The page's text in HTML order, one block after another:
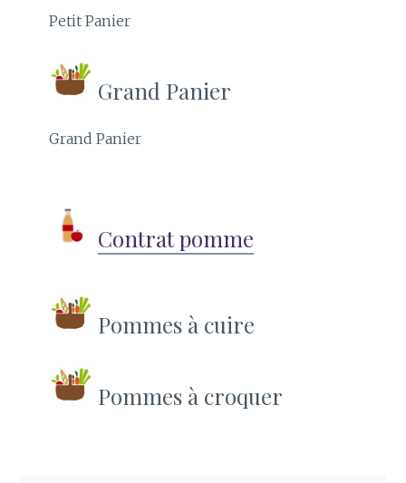
Petit Panier
Grand Panier
Grand Panier
Contrat pomme
Pommes à cuire
Pommes à croquer